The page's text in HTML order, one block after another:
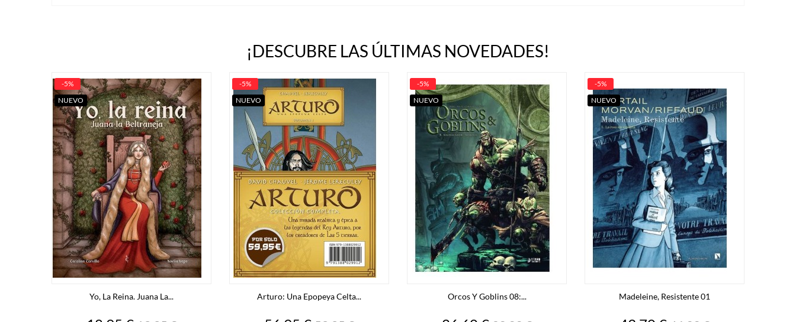
¡DESCUBRE LAS ÚLTIMAS NOVEDADES!
Yo, La Reina. Juana La...
-5%
NUEVO
Arturo: Una Epopeya Celta...
-5%
NUEVO
Orcos Y Goblins 08:...
-5%
NUEVO
Madeleine, Resistente 01
-5%
NUEVO